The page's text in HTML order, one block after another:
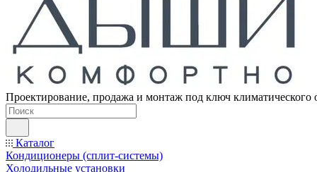
Проектирование, продажа и монтаж под ключ климатического
Каталог
Кондиционеры (сплит-системы)
Холодильные установки